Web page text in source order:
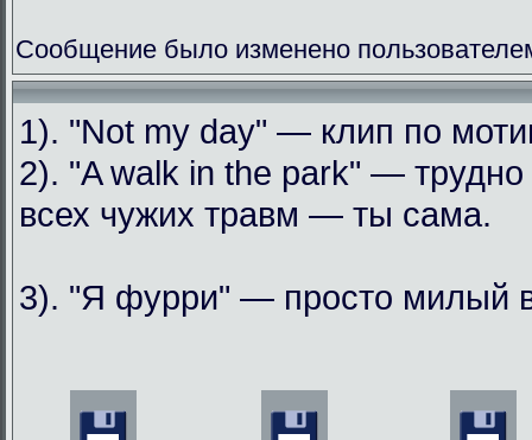
Сообщение было изменено
1). "Not my day" — клип по
2). "A walk in the park" —
всех чужих травм — ты сама.
3). "Я фурри" — просто милый